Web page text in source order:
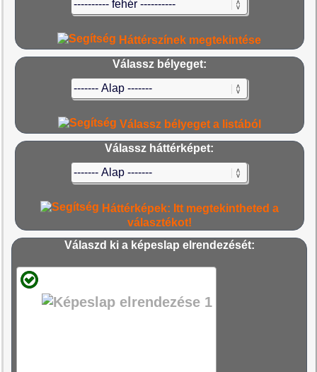
Háttérszínek megtekintése
Válassz bélyeget:
Válassz bélyeget a listából
Válassz háttérképet:
Háttérképek: Itt megtekintheted a
választékot!
Válaszd ki a képeslap elrendezését: